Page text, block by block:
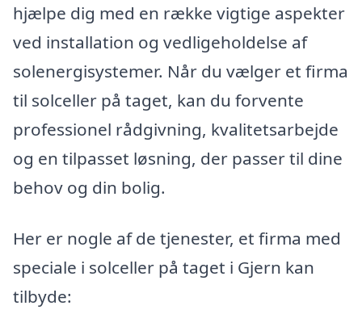
hjælpe dig med en række vigtige aspekter
ved installation og vedligeholdelse af
solenergisystemer. Når du vælger et firma
til solceller på taget, kan du forvente
professionel rådgivning, kvalitetsarbejde
og en tilpasset løsning, der passer til dine
behov og din bolig.
Her er nogle af de tjenester, et firma med
speciale i solceller på taget i Gjern kan
tilbyde: